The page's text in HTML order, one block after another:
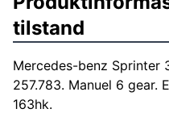
tilstand
Mercedes-benz Sprinter
257.783. Manuel 6 gear.
163hk.